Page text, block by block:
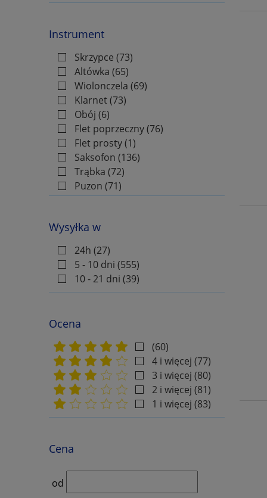
Easy Piano Pieces and Dances
Essential Elements 2000 for Band
Essential Elements for Jazz
Ensemble
Essential Elements 2000 for
Strings
Faber Music Piano Anthology
Faber Piano Adventures
Edition
Fiddler Collections
Fiedel Max
First 50
for Classical Players
Fortepian Melodia Akordy PVG
Funky Flute
Gama i Pasażerowie
Get to Know Classical
Masterpieces
Gitara klasyczna fingerpicking z
Instrument
Skrzypce (73)
Altówka (65)
Wiolonczela (69)
Klarnet(73)
Obój (6)
Flet poprzeczny(76)
Flet prosty(1)
Saksofon (136)
Trąbka (72)
Puzon (71)
Waltornia (Róg)(58)
Wysyłka w
24h (27)
5 - 10 dni (555)
10 - 21 dni (39)
Ocena
(60)
4 i więcej (77)
3 i więcej (80)
2 i więcej (81)
1 i więcej (83)
Cena
od